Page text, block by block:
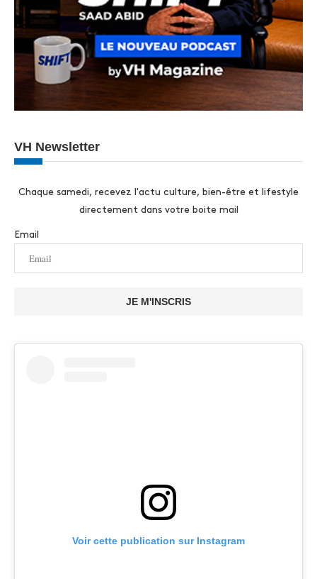
VH Newsletter
Chaque samedi, recevez l'actu culture, bien-être et lifestyle
directement dans votre boite mail
Email
JE M'INSCRIS
Voir cette publication sur Instagram